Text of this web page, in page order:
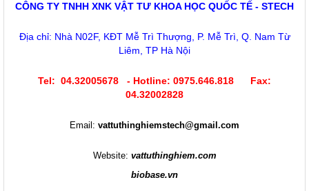
CÔNG TY TNHH XNK VẬT TƯ KHOA HỌC QUỐC TẾ - STECH
Địa chỉ: Nhà N02F, KĐT Mễ Trì Thượng, P. Mễ Trì, Q. Nam Từ
Liêm, TP Hà Nội
Tel: 04.32005678 - Hotline: 0975.646.818 Fax:
04.32002828
Email: vattuthinghiemstech@gmail.com
Website: vattuthinghiem.com
biobase.vn